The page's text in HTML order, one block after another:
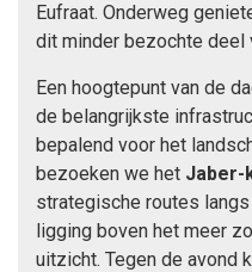
Eufraat. Onderweg
dit minder bezochte deel
Een hoogtepunt van de
de belangrijkste
bepalend voor het
bezoeken we het Jaber-
strategische routes
ligging boven het meer
uitzicht. Tegen de avond